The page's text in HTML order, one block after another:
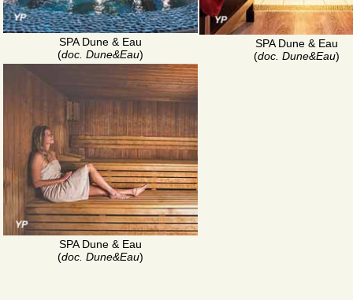
SPA Dune & Eau
(doc. Dune&Eau)
SPA Dune & Eau
(doc. Dune&Eau)
SPA Dune & Eau
(doc. Dune&Eau)